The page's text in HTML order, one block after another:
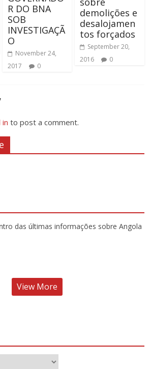
R DO BNA
SOB
INVESTIGAÇÃ
O
November 24,
2017
0
demolições e
desalojamen
tos forçados
September 20,
2016
0
to post a comment.
das últimas informações sobre Angola
View More